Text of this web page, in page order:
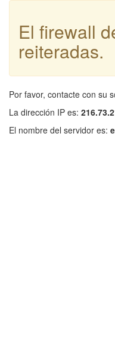
El firewall
reiteradas.
Por favor, contacte con su
La dirección IP es:
El nombre del servidor es: